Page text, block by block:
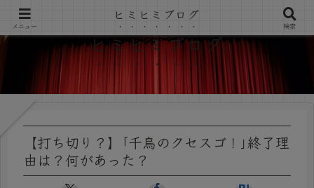
ヒミヒミブログ
【打ち切り？】｢千鳥のクセスゴ！｣終了理
由は？何があった？
メニュー
ヒミヒミブログ
検索